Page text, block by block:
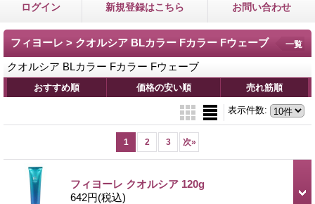
ログイン 新規登録はこちら お問い合わせ
フィヨーレ > クオルシア BLカラー Fカラー Fウェーブ
クオルシア BLカラー Fカラー Fウェーブ
一覧
おすすめ順 価格の安い順 売れ筋順
表示件数:
1 2 3 次»
フィヨーレ クオルシア 120g
642円(税込)